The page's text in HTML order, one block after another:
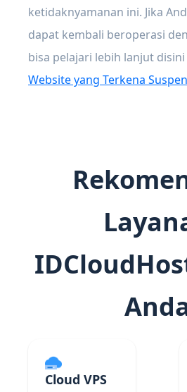
ketidaknyamanan ini. Jika
dapat kembali beroperasi
bisa pelajari lebih lanjut disini
Website yang Terkena
Cloud VPS